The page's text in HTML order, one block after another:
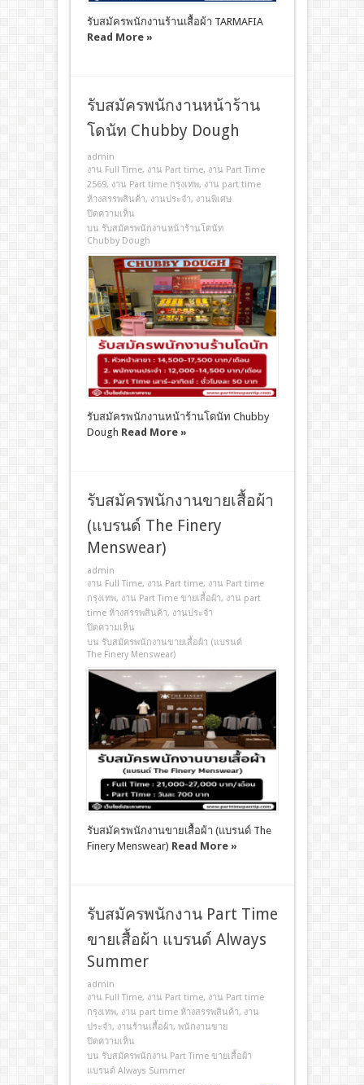
รับสมัครพนักงานร้านเสื้อผ้า TARMAFIA
Read More »
รับสมัครพนักงานหน้าร้าน
โดนัท Chubby Dough
admin
งาน Full Time, งาน Part time, งาน Part Time
2569, งาน Part time กรุงเทพ, งาน part time
ห้างสรรพสินค้า, งานประจํา, งานพิเศษ
ปิดความเห็น
บน รับสมัครพนักงานหน้าร้านโดนัท
Chubby Dough
รับสมัครพนักงานหน้าร้านโดนัท Chubby
Dough Read More »
รับสมัครพนักงานขายเสื้อผ้า
(แบรนด์ The Finery
Menswear)
admin
งาน Full Time, งาน Part time, งาน Part time
กรุงเทพ, งาน Part Time ขายเสื้อผ้า, งาน part
time ห้างสรรพสินค้า, งานประจํา
ปิดความเห็น
บน รับสมัครพนักงานขายเสื้อผ้า (แบรนด์
The Finery Menswear)
รับสมัครพนักงานขายเสื้อผ้า (แบรนด์ The
Finery Menswear) Read More »
รับสมัครพนักงาน Part Time
ขายเสื้อผ้า แบรนด์ Always
Summer
admin
งาน Full Time, งาน Part time, งาน Part time
กรุงเทพ, งาน part time ห้างสรรพสินค้า, งาน
ประจํา, งานร้านเสื้อผ้า, พนักงานขาย
ปิดความเห็น
บน รับสมัครพนักงาน Part Time ขายเสื้อผ้า
แบรนด์ Always Summer